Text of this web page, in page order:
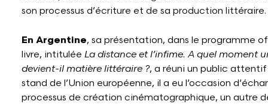
son processus d’écriture et de sa production littéraire.
En Argentine, sa présentation, dans le programme
livre, intitulée La distance et l’infime. A quel moment
devient-il matière littéraire ?, a réuni un public attentif
stand de l’Union européenne, il a eu l’occasion
processus de création cinématographique, un autre